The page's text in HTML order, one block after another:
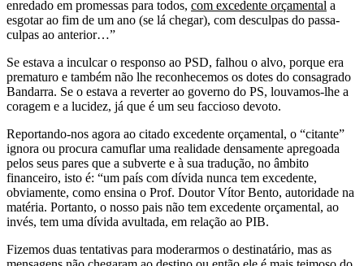
enredado em promessas para todos, com excedente orçamental a
esgotar ao fim de um ano (se lá chegar), com desculpas do passa-
culpas ao anterior…”
Se estava a inculcar o responso ao PSD, falhou o alvo, porque era
prematuro e também não lhe reconhecemos os dotes do consagrado
Bandarra. Se o estava a reverter ao governo do PS, louvamos-lhe a
coragem e a lucidez, já que é um seu faccioso devoto.
Reportando-nos agora ao citado excedente orçamental, o “citante”
ignora ou procura camuflar uma realidade densamente apregoada
pelos seus pares que a subverte e à sua tradução, no âmbito
financeiro, isto é: “um país com dívida nunca tem excedente,
obviamente, como ensina o Prof. Doutor Vítor Bento, autoridade na
matéria. Portanto, o nosso pais não tem excedente orçamental, ao
invés, tem uma dívida avultada, em relação ao PIB.
Fizemos duas tentativas para moderarmos o destinatário, mas as